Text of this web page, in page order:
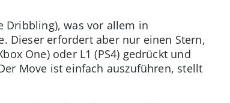
Dribbling), was vor allem in
Dieser erfordert aber nur einen Stern,
One) oder L1 (PS4) gedrückt und
Move ist einfach auszuführen, stellt